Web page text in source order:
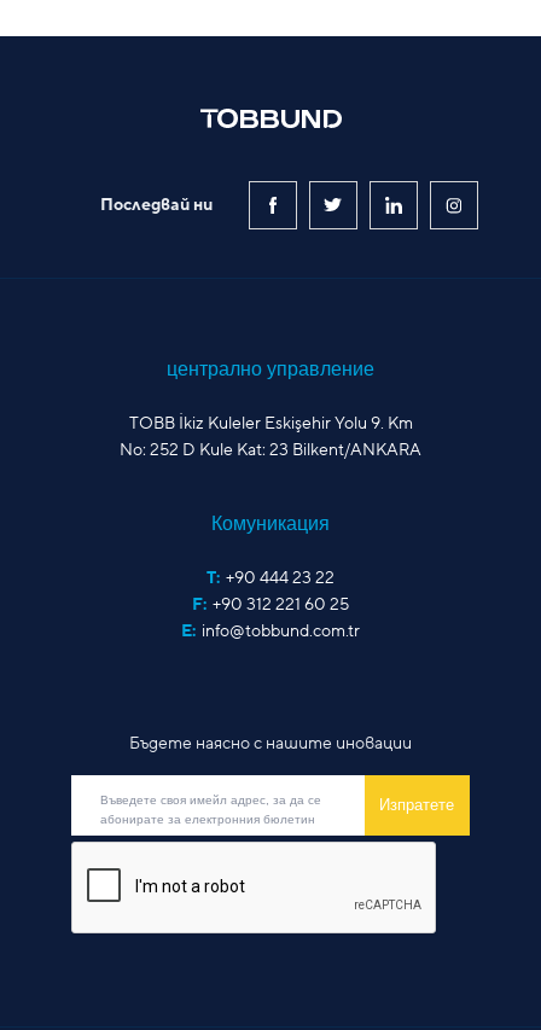
Последвай ни
централно управление
TOBB İkiz Kuleler Eskişehir Yolu 9. Km
No: 252 D Kule Kat: 23 Bilkent/ANKARA
Комуникация
T: +90 444 23 22
F: +90 312 221 60 25
E: info@tobbund.com.tr
Бъдете наясно с нашите иновации